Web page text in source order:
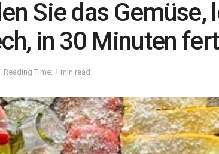
Sie das Gemüse,
in 30 Minuten
Reading Time: 1 min read